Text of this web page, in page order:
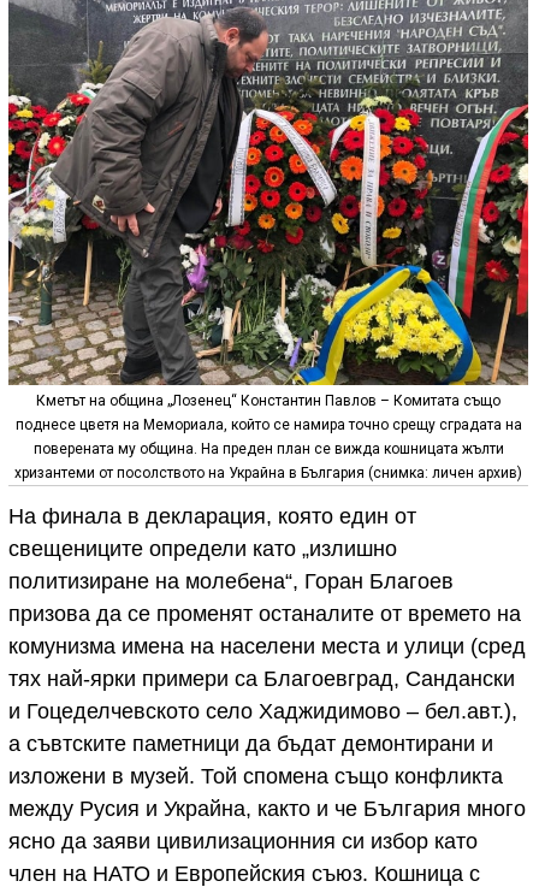
Кметът на община „Лозенец“ Константин Павлов – Комитата също
поднесе цветя на Мемориала, който се намира точно срещу сградата на
поверената му община. На преден план се вижда кошницата жълти
хризантеми от посолството на Украйна в България (снимка: личен архив)
На финала в декларация, която един от
свещениците определи като „излишно
политизиране на молебена“, Горан Благоев
призова да се променят останалите от времето на
комунизма имена на населени места и улици (сред
тях най-ярки примери са Благоевград, Сандански
и Гоцеделчевското село Хаджидимово – бел.авт.),
а съвтските паметници да бъдат демонтирани и
изложени в музей. Той спомена също конфликта
между Русия и Украйна, както и че България много
ясно да заяви цивилизационния си избор като
член на НАТО и Европейския съюз. Кошница с